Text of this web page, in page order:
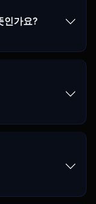
인가요?